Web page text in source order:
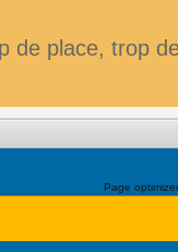
de place, trop
Page